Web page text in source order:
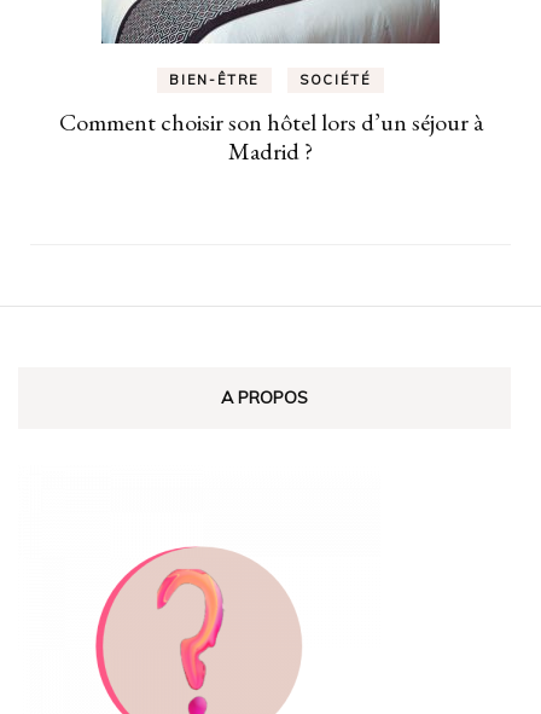
BIEN-ÊTRE SOCIÉTÉ
Comment choisir son hôtel lors d’un séjour à
Madrid ?
A PROPOS